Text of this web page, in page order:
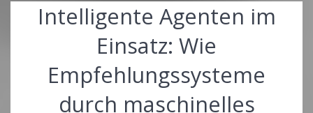
Intelligente Agenten im
Einsatz: Wie
Empfehlungssysteme
durch maschinelles